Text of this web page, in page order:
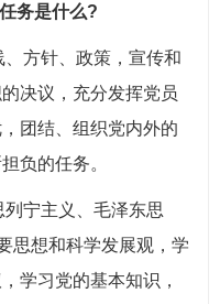
务是什么?
方针、政策，宣传和
决议，充分发挥党员
团结、组织党内外的
负的任务。
宁主义、毛泽东思
思想和科学发展观，学
学习党的基本知识，